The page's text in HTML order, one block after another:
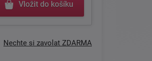
Vložit do košíku
Nechte si zavolat ZDARMA